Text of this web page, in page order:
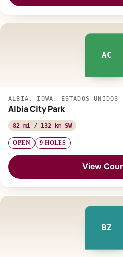
AC
ALBIA, IOWA, ESTADOS UNIDOS
Albia City Park
82 mi / 132 km SW
OPEN 9 HOLES
View
BZ